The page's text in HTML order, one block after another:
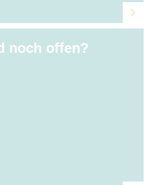
noch offen?